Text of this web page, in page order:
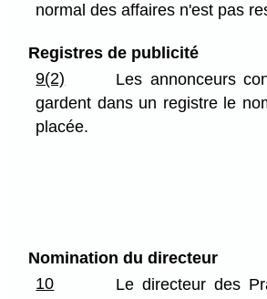
normal des affaires n'est pas
Registres de publicité
9(2)
Les annonceurs
gardent dans un registre le
placée.
Nomination du directeur
10
Le directeur des